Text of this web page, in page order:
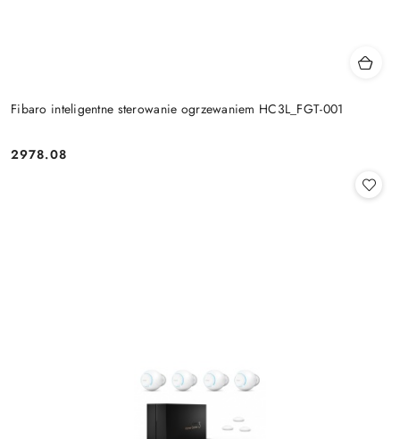
Fibaro inteligentne sterowanie ogrzewaniem HC3L_FGT-001
Cena:
2978.08